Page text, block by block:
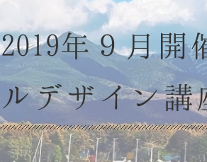
2019年９月
ルデザイン講